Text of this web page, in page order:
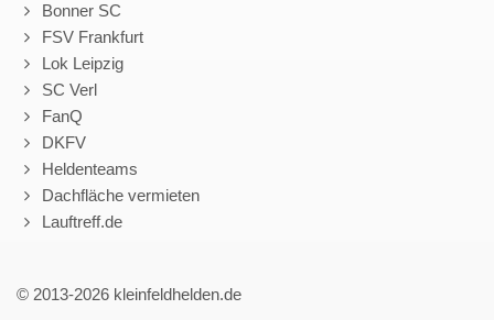
Bonner SC
FSV Frankfurt
Lok Leipzig
SC Verl
FanQ
DKFV
Heldenteams
Dachfläche vermieten
Lauftreff.de
© 2013-2026 kleinfeldhelden.de